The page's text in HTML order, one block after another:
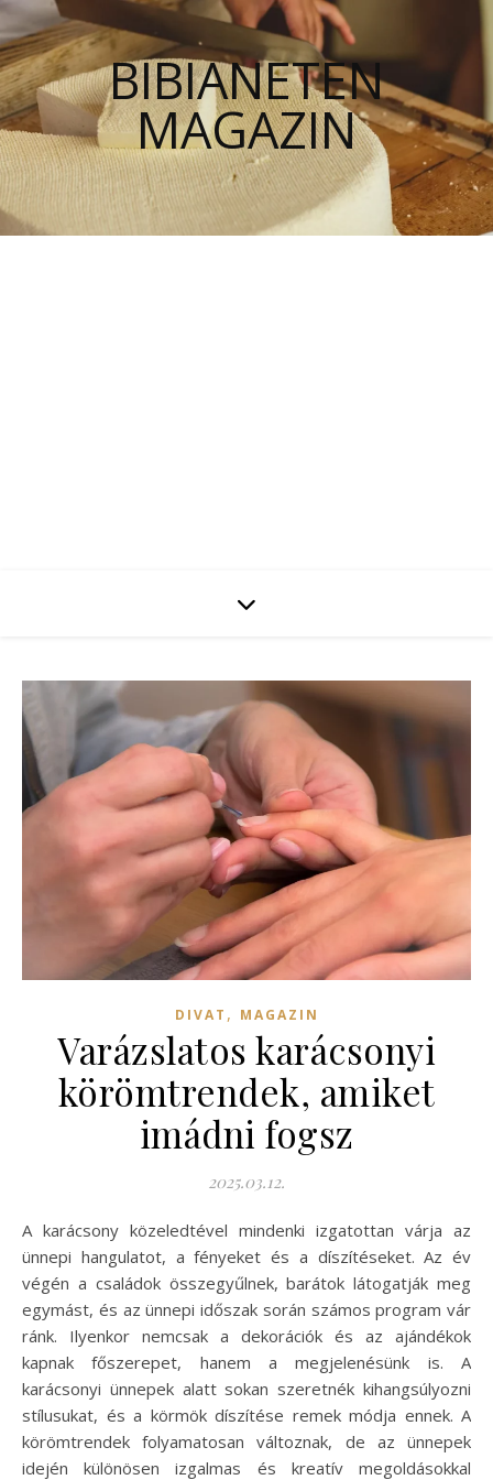
BIBIANETEN
MAGAZIN
DIVAT , MAGAZIN
Varázslatos karácsonyi
körömtrendek, amiket
imádni fogsz
2025.03.12.
A karácsony közeledtével mindenki izgatottan várja az
ünnepi hangulatot, a fényeket és a díszítéseket. Az év
végén a családok összegyűlnek, barátok látogatják meg
egymást, és az ünnepi időszak során számos program vár
ránk. Ilyenkor nemcsak a dekorációk és az ajándékok
kapnak főszerepet, hanem a megjelenésünk is. A
karácsonyi ünnepek alatt sokan szeretnék kihangsúlyozni
stílusukat, és a körmök díszítése remek módja ennek. A
körömtrendek folyamatosan változnak, de az ünnepek
idején különösen izgalmas és kreatív megoldásokkal